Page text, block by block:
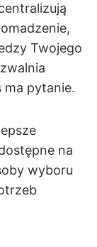
Twojego
ma pytanie.
na
wyboru